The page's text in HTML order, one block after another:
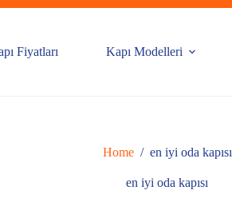
Fiyatları Kapı Modelleri
Home / en iyi oda kapısı
en iyi oda kapısı